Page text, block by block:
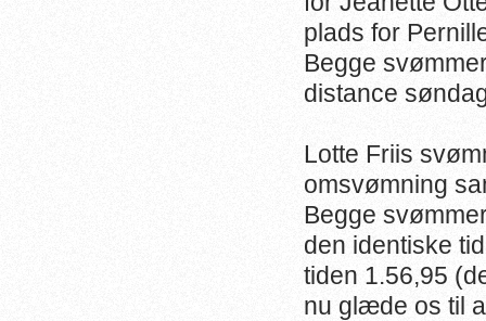
plads for
Begge
distance
Lotte Friis
omsvømning
Begge
den identiske
tiden 1.56,95
nu glæde os til